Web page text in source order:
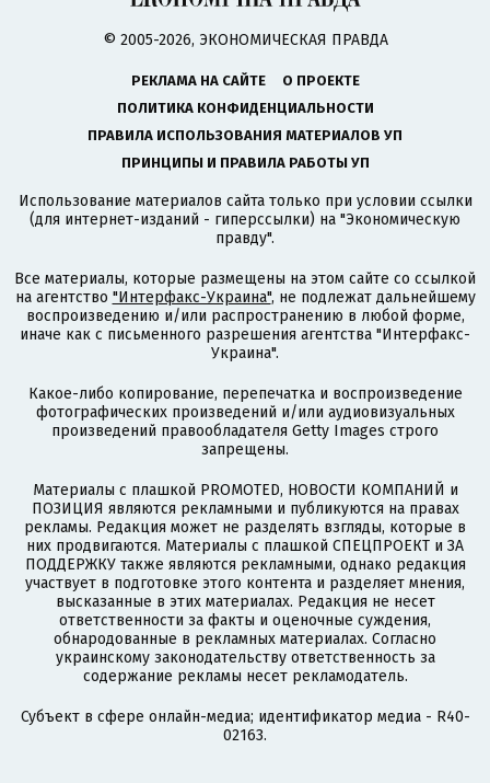
© 2005-2026, ЭКОНОМИЧЕСКАЯ ПРАВДА
РЕКЛАМА НА САЙТЕ
О ПРОЕКТЕ
ПОЛИТИКА КОНФИДЕНЦИАЛЬНОСТИ
ПРАВИЛА ИСПОЛЬЗОВАНИЯ МАТЕРИАЛОВ УП
ПРИНЦИПЫ И ПРАВИЛА РАБОТЫ УП
Использование материалов сайта только при условии ссылки
(для интернет-изданий - гиперссылки) на "Экономическую
правду".
Все материалы, которые размещены на этом сайте со ссылкой
на агентство "Интерфакс-Украина", не подлежат дальнейшему
воспроизведению и/или распространению в любой форме,
иначе как с письменного разрешения агентства "Интерфакс-
Украина".
Какое-либо копирование, перепечатка и воспроизведение
фотографических произведений и/или аудиовизуальных
произведений правообладателя Getty Images строго
запрещены.
Материалы с плашкой PROMOTED, НОВОСТИ КОМПАНИЙ и
ПОЗИЦИЯ являются рекламными и публикуются на правах
рекламы. Редакция может не разделять взгляды, которые в
них продвигаются. Материалы с плашкой СПЕЦПРОЕКТ и ЗА
ПОДДЕРЖКУ также являются рекламными, однако редакция
участвует в подготовке этого контента и разделяет мнения,
высказанные в этих материалах. Редакция не несет
ответственности за факты и оценочные суждения,
обнародованные в рекламных материалах. Согласно
украинскому законодательству ответственность за
содержание рекламы несет рекламодатель.
Субъект в сфере онлайн-медиа; идентификатор медиа - R40-
02163.